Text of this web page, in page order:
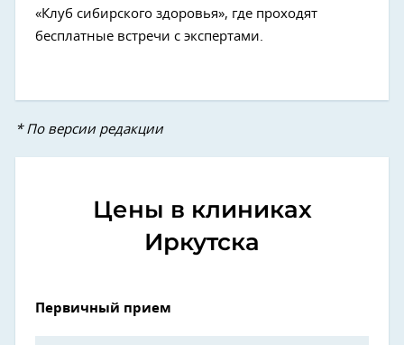
«Клуб сибирского здоровья», где проходят
бесплатные встречи с экспертами.
* По версии редакции
Цены в клиниках
Иркутска
Первичный прием